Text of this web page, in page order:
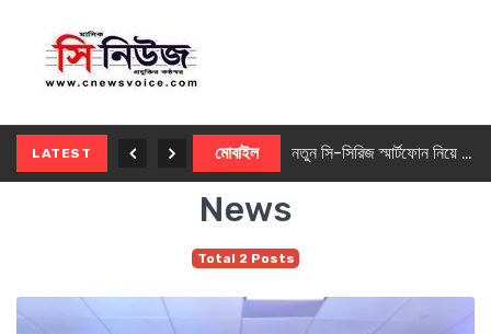
LATEST মোবাইল নতুন সি-সিরিজ স্মার্টফোন নিয়ে আসছে রিয়েলমি
News
Total 2 Posts